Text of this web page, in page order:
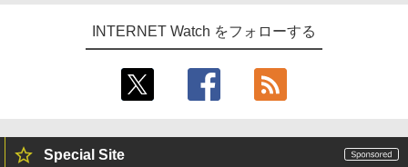
INTERNET Watch をフォローする
Special Site